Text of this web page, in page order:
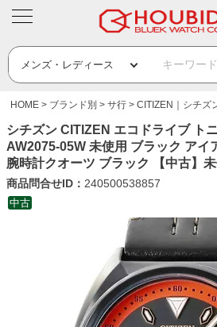
HOME ブランド別 サ行 CITIZEN｜シチズ
シチズン CITIZEN エコドライブ ト
AW2075-05W 未使用 ブラック アイ
腕時計クオーツ ブラック 【中古】
商品問合せID： 240500538857
中古